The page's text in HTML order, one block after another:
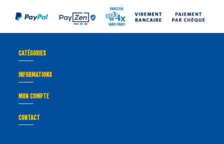
CATÉGORIES
INFORMATIONS
MON COMPTE
CONTACT